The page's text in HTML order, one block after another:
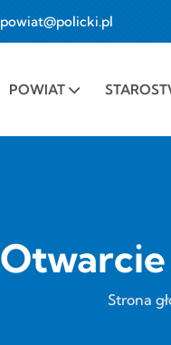
powiat@policki.pl
POWIAT
Strona